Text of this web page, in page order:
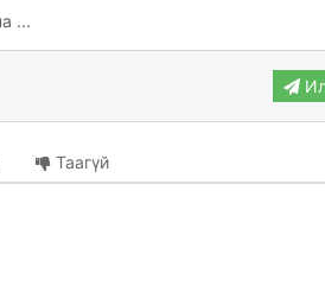
Таагүй